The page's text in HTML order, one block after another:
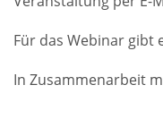
Für das Webinar gibt
In Zusammenarbeit